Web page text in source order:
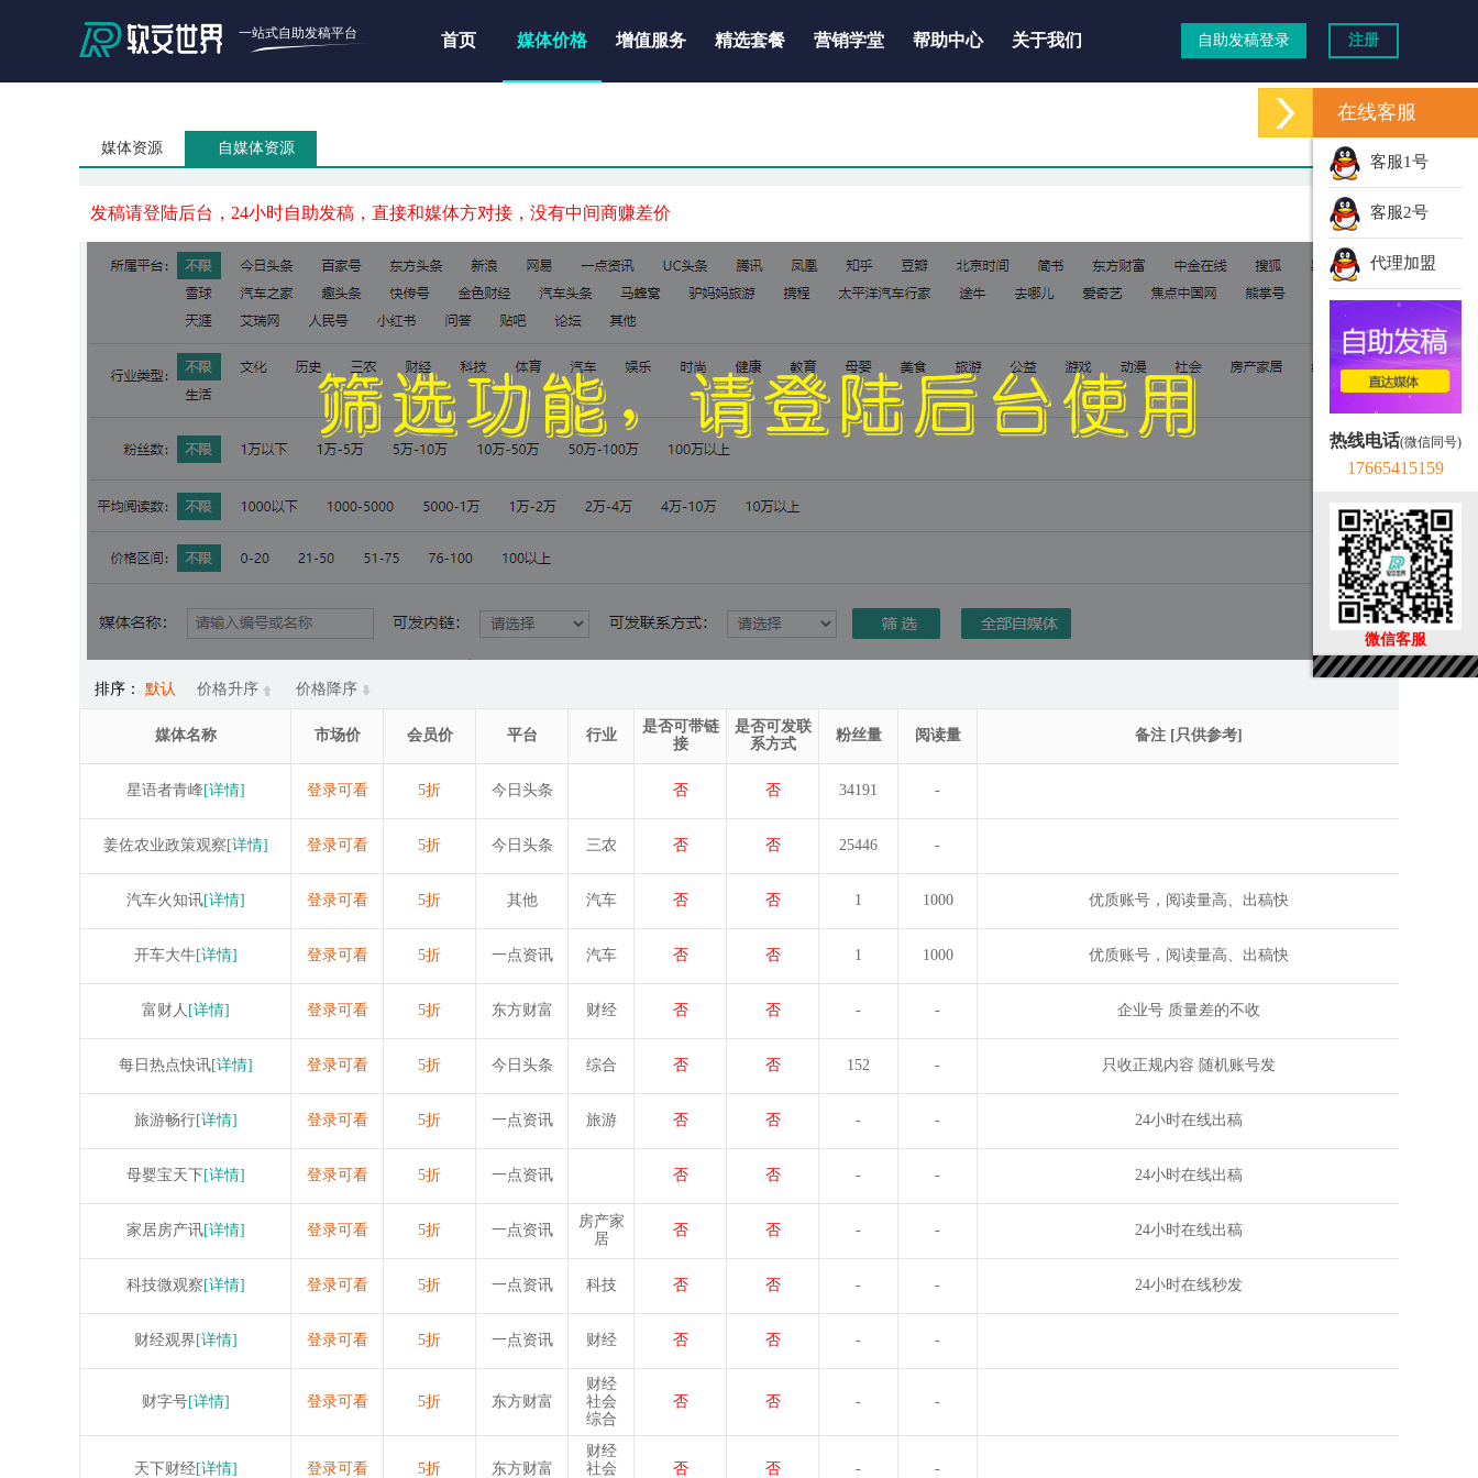
一站式自助发稿平台 首页 媒体价格 增值服务 精选套餐 营销学堂 帮助中心 关于我们 自助发稿登录 注册
媒体资源 自媒体资源
发稿请登陆后台，24小时自助发稿，直接和媒体方对接，没有中间商赚差价
排序： 默认 价格升序 价格降序
媒体名称 市场价 会员价 平台 行业
是否可带链
接
是否可发联
系方式
粉丝量 阅读量 备注 [只供参考]
星语者青峰 [详情] 登录可看 5折 今日头条 否 否 34191 -
姜佐农业政策观察 [详情] 登录可看 5折 今日头条 三农 否 否 25446 -
汽车火知讯[详情] 登录可看 5折 其他 汽车 否 否 1 1000 优质账号，阅读量高、出稿快
开车大牛[详情] 登录可看 5折 一点资讯 汽车 否 否 1 1000 优质账号，阅读量高、出稿快
富财人 [详情] 登录可看 5折 东方财富 财经 否 否 - - 企业号 质量差的不收
每日热点快讯[详情] 登录可看 5折 今日头条 综合 否 否 152 - 只收正规内容 随机账号发
旅游畅行[详情] 登录可看 5折 一点资讯 旅游 否 否 - - 24小时在线出稿
母婴宝天下[详情] 登录可看 5折 一点资讯 否 否 - - 24小时在线出稿
家居房产讯[详情] 登录可看 5折 一点资讯
房产家
居
否 否 - - 24小时在线出稿
科技微观察 [详情] 登录可看 5折 一点资讯 科技 否 否 - - 24小时在线秒发
财经观界 [详情] 登录可看 5折 一点资讯 财经 否 否 - -
财字号[详情] 登录可看 5折 东方财富
财经
社会
综合
否 否 - -
天下财经[详情] 登录可看 5折 东方财富
财经
社会
否 否 - -
在线客服
客服1号
客服2号
代理加盟
热线电话(微信同号)
17665415159
微信客服